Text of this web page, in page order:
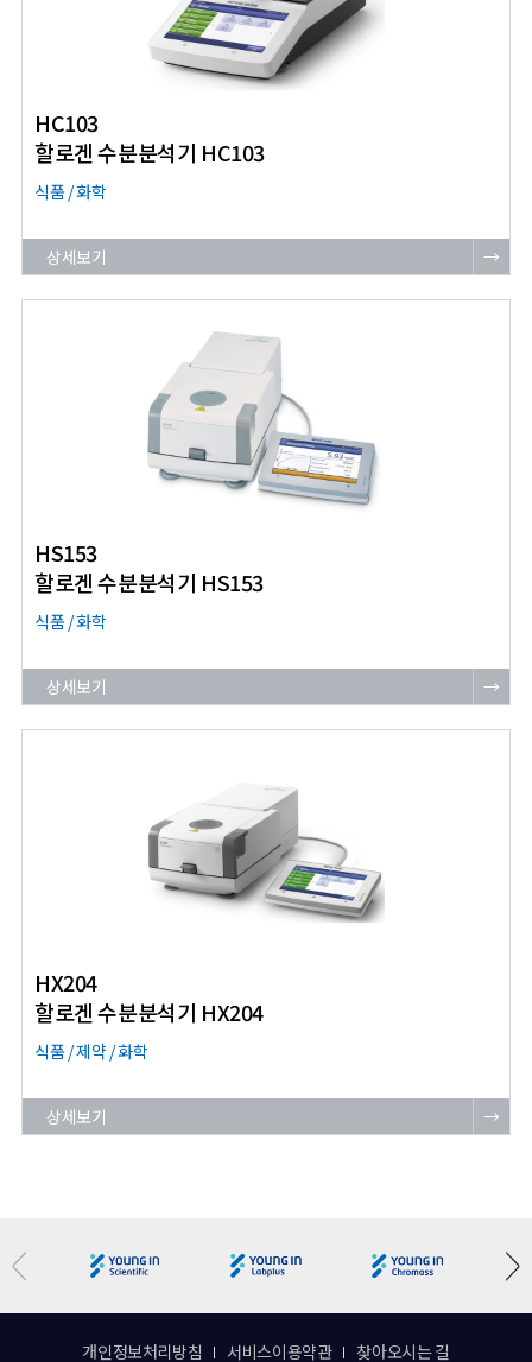
HC103
할로겐 수분분석기 HC103
식품 / 화학
상세보기 →
HS153
할로겐 수분분석기 HS153
식품 / 화학
상세보기 →
HX204
할로겐 수분분석기 HX204
식품 / 제약 / 화학
상세보기 →
개인정보처리방침 서비스이용약관 찾아오시는 길